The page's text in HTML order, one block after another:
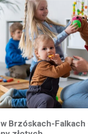
w Brzóskach-